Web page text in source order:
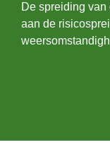
De spreiding
aan de